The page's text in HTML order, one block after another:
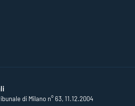
di Milano n° 63, 11.12.2004